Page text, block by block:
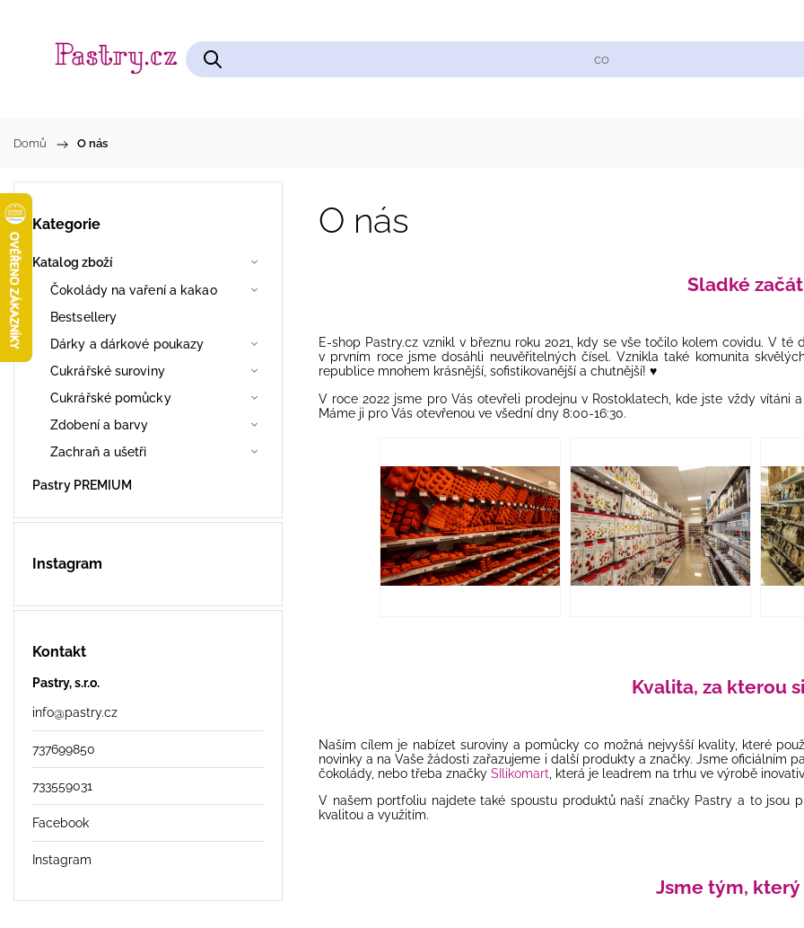
Domů / O nás
Kategorie
Katalog zboží
Čokolády na vaření a kakao
Bestsellery
Dárky a dárkové poukazy
Cukrářské suroviny
Cukrářské pomůcky
Zdobení a barvy
Zachraň a ušetři
Pastry PREMIUM
Instagram
Kontakt
Pastry, s.r.o.
info@pastry.cz
737699850
733559031
Facebook
Instagram
O nás
Sladké
E-shop Pastry.cz vznikl v březnu roku 2021, kdy se vše točilo kolem covidu. V
v prvním roce jsme dosáhli neuvěřitelných čísel. Vznikla také komunita
republice mnohem krásnější, sofistikovanější a chutnější! ♥️
V roce 2022 jsme pro Vás otevřeli prodejnu v Rostoklatech, kde jste vždy
Máme ji pro Vás otevřenou ve všední dny 8:00-16:30.
Kvalita, za kterou
Naším cílem je nabízet suroviny a pomůcky co možná nejvyšší kvality, které
novinky a na Vaše žádosti zařazujeme i další produkty a značky. Jsme oficiálním
čokolády, nebo třeba značky SIlikomart, která je leadrem na trhu ve výrobě
V našem portfoliu najdete také spoustu produktů naší značky Pastry a to jsou
kvalitou a využitím.
Jsme tým, který